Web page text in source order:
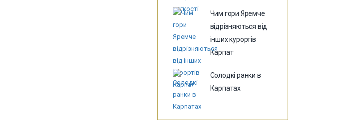
Чим гори Яремче
відрізняються від
інших курортів
Карпат
Солодкі ранки в
Карпатах